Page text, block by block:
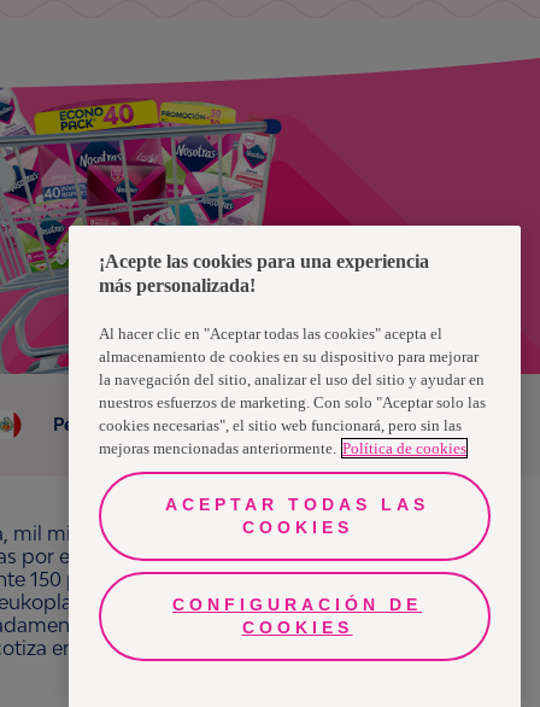
ChatFacebook
Peru
millones de personas, en todo el mundo,
por el bienestar en beneficio de consumidores,
150 países bajo las principales marcas
Libero, Libresse, Lotus, Modibodi,
13 mil millones de euros y empleó a
en Nasdaq Estocolmo. Más información en
¡Acepte las cookies para una experiencia
más personalizada!
Al hacer clic en "Aceptar todas las cookies" acepta el
almacenamiento de cookies en su dispositivo para mejorar
la navegación del sitio, analizar el uso del sitio y ayudar en
nuestros esfuerzos de marketing. Con solo "Aceptar solo las
cookies necesarias", el sitio web funcionará, pero sin las
mejoras mencionadas anteriormente. Política de cookies
ACEPTAR TODAS LAS
COOKIES
CONFIGURACIÓN DE
COOKIES